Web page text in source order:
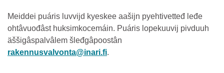
Meiddei puáris luvvijd kyeskee aašijn pyehtivetteđ leđe
ohtâvuođâst huksimkocemáin. Puáris lopekuuvij pivduuh
äššigâspalvâlem šleđgâpoostân
rakennusvalvonta@inari.fi.